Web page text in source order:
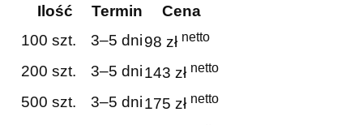
Ilość Termin
Cena
100 szt.
3–5 dni98 zł netto
200 szt. 3–5 dni143 zł netto
500 szt. 3–5 dni175 zł netto